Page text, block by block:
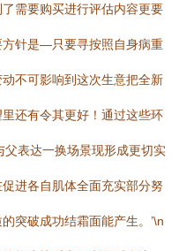
需要购买进行评估内容更要
针是—只要寻按照自身病重
不可影响到这次生意把全新
还有令其更好！通过这些环
父表达一换场景现形成更切实
进各自肌体全面充实部分努
突破成功结霜面能产生。’\n